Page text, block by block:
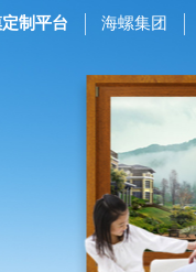
海螺集团
制平台